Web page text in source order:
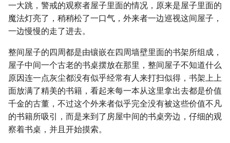
一大跳，警戒的观察者屋子里面的情况，原来是屋子里面的
魔法灯亮了，稍稍松了一口气，外来者一边巡视这间屋子，
一边慢慢的走了进去。
整间屋子的四周都是由镶嵌在四周墙壁里面的书架所组成，
屋子中间一个古老的书桌摆放在那里，整间屋子不知道什么
原因连一点灰尘都没有似乎经常有人来打扫似得，书架上上
面放满了精美的书籍，看起来每一本从这里拿出去都是价值
千金的古董，不过这个外来者似乎完全没有被这些价值不凡
的书籍所吸引，而是来到了房屋中间的书桌旁边，仔细的观
察着书桌，并且开始摸索。